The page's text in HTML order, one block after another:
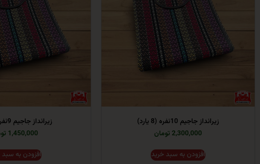
زیرانداز جاجیم 10نفره (8 یارد)
2,300,000 تومان
افزودن به سبد خرید
زیرانداز جاجیم 9نفره (6یارد)
1,450,000 تومان
افزودن به